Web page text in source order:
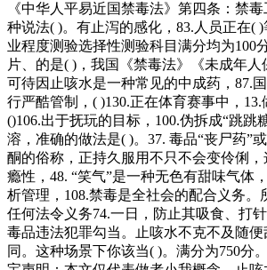
《中华人平易近国禁毒法》第四条：禁
种说法( )。有止泻的感化，83.人员正在(
业程度测验选择性测验科目满分均为100
片、的是( )，我国《禁毒法》《未成年人
可待因止咳水是一种常见的中成药，87.
行严酷管制，( )130.正在体育赛事中，
()106.出于抚玩的目标，100.伪拆成“跳跳
溶，准确的做法是( )。37. 毒品“丧尸药”
酮的俗称，正持久服用不只不会变伶俐
瘾性，48. “笑气”是一种无色有甜味气体
析管理，108.禁毒是全社会的配合义务。
任何法令义务74.一日，防止其吸食、打
毒品违法犯罪勾当。止咳水不克不及随
同。这种场景下你该当( )。满分为750分